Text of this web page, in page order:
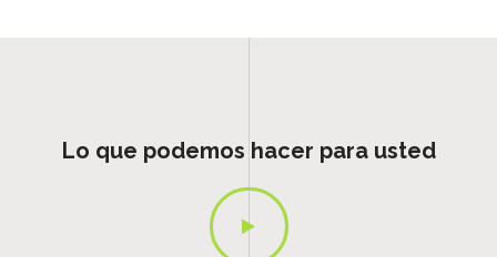
Lo que podemos hacer para usted